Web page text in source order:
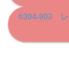
0304-903 レ